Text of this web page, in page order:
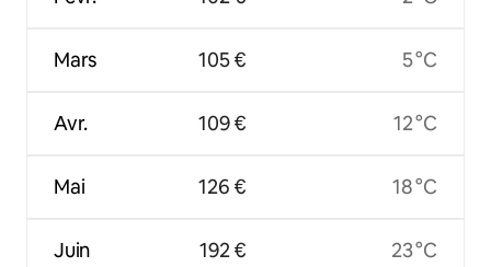
Mars
Avr.
Mai
Juin
105 €
109 €
126 €
192 €
5 °C
12 °C
18 °C
23 °C